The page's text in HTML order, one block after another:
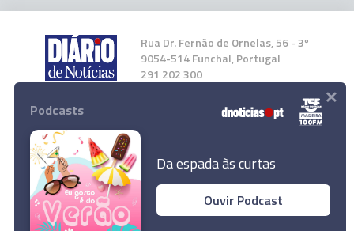
Rua Dr. Fernão de Ornelas, 56 - 3º
9054-514 Funchal, Portugal
291 202 300
Instale a nossa App
© 2024 Empresa Diário de Notícias, Lda.
Podcasts
Da espada às curtas
Ouvir Podcast
×